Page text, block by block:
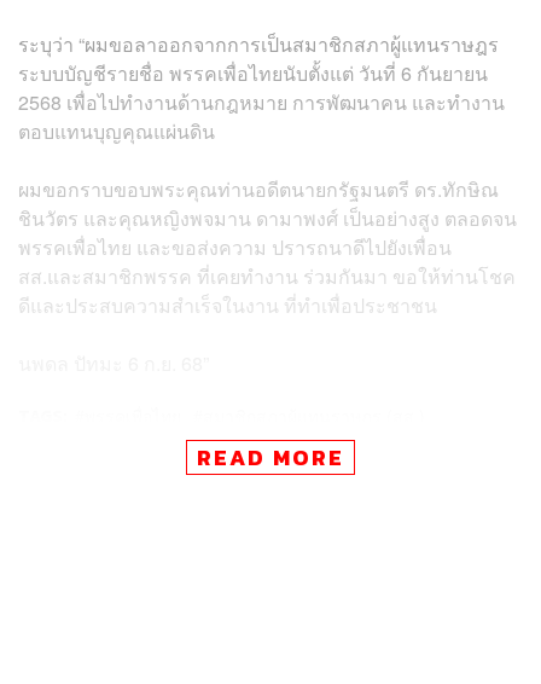
ระบุว่า “ผมขอลาออกจากการเป็นสมาชิกสภาผู้แทนราษฎร
ระบบบัญชีรายชื่อ พรรคเพื่อไทยนับตั้งแต่ วันที่ 6 กันยายน
2568 เพื่อไปทำงานด้านกฎหมาย การพัฒนาคน และทำงาน
ตอบแทนบุญคุณแผ่นดิน
ผมขอกราบขอบพระคุณท่านอดีตนายกรัฐมนตรี ดร.ทักษิณ
ชินวัตร และคุณหญิงพจมาน ดามาพงศ์ เป็นอย่างสูง ตลอดจน
พรรคเพื่อไทย และขอส่งความ ปรารถนาดีไปยังเพื่อน
สส.และสมาชิกพรรค ที่เคยทำงาน ร่วมกันมา ขอให้ท่านโชค
ดีและประสบความสำเร็จในงาน ที่ทำเพื่อประชาชน
READ MORE